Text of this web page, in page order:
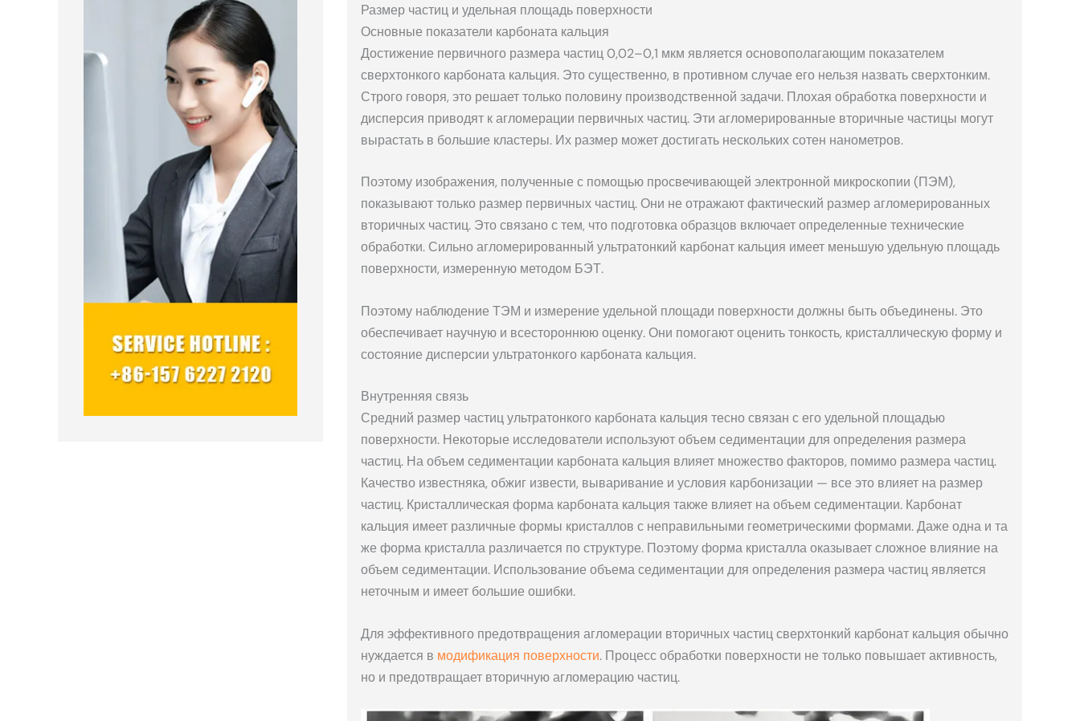
Размер частиц и удельная площадь поверхности
Основные показатели карбоната кальция
Достижение первичного размера частиц 0,02–0,1 мкм является основополагающим показателем
сверхтонкого карбоната кальция. Это существенно, в противном случае его нельзя назвать сверхтонким.
Строго говоря, это решает только половину производственной задачи. Плохая обработка поверхности и
дисперсия приводят к агломерации первичных частиц. Эти агломерированные вторичные частицы могут
вырастать в большие кластеры. Их размер может достигать нескольких сотен нанометров.
Поэтому изображения, полученные с помощью просвечивающей электронной микроскопии (ПЭМ),
показывают только размер первичных частиц. Они не отражают фактический размер агломерированных
вторичных частиц. Это связано с тем, что подготовка образцов включает определенные технические
обработки. Сильно агломерированный ультратонкий карбонат кальция имеет меньшую удельную площадь
поверхности, измеренную методом БЭТ.
Поэтому наблюдение ТЭМ и измерение удельной площади поверхности должны быть объединены. Это
обеспечивает научную и всестороннюю оценку. Они помогают оценить тонкость, кристаллическую форму и
состояние дисперсии ультратонкого карбоната кальция.
Внутренняя связь
Средний размер частиц ультратонкого карбоната кальция тесно связан с его удельной площадью
поверхности. Некоторые исследователи используют объем седиментации для определения размера
частиц. На объем седиментации карбоната кальция влияет множество факторов, помимо размера частиц.
Качество известняка, обжиг извести, вываривание и условия карбонизации — все это влияет на размер
частиц. Кристаллическая форма карбоната кальция также влияет на объем седиментации. Карбонат
кальция имеет различные формы кристаллов с неправильными геометрическими формами. Даже одна и та
же форма кристалла различается по структуре. Поэтому форма кристалла оказывает сложное влияние на
объем седиментации. Использование объема седиментации для определения размера частиц является
неточным и имеет большие ошибки.
Для эффективного предотвращения агломерации вторичных частиц сверхтонкий карбонат кальция обычно
нуждается в модификация поверхности. Процесс обработки поверхности не только повышает активность,
но и предотвращает вторичную агломерацию частиц.